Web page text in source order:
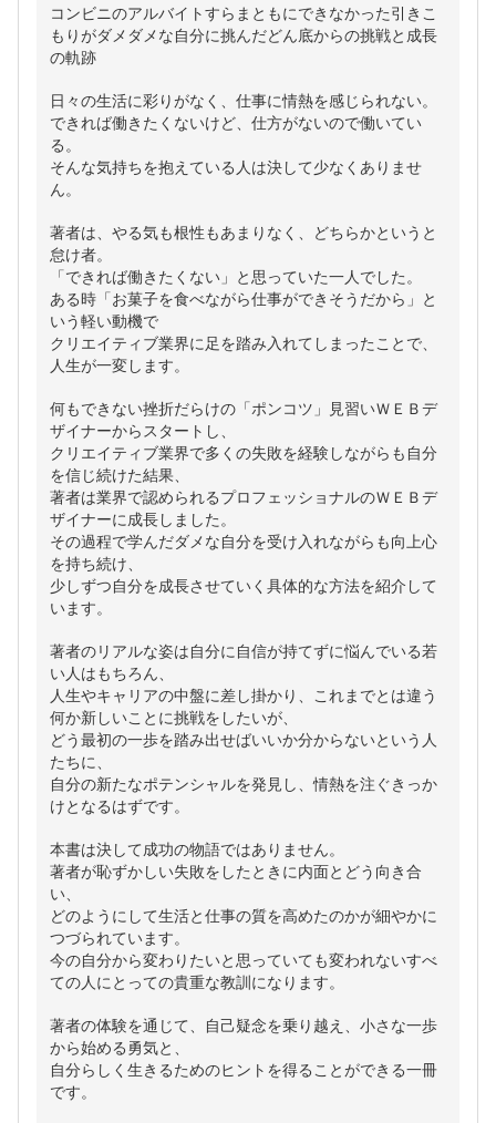
コンビニのアルバイトすらまともにできなかった引きこ
もりがダメダメな自分に挑んだどん底からの挑戦と成長
の軌跡
日々の生活に彩りがなく、仕事に情熱を感じられない。
できれば働きたくないけど、仕方がないので働いてい
る。
そんな気持ちを抱えている人は決して少なくありませ
ん。
著者は、やる気も根性もあまりなく、どちらかというと
怠け者。
「できれば働きたくない」と思っていた一人でした。
ある時「お菓子を食べながら仕事ができそうだから」と
いう軽い動機で
クリエイティブ業界に足を踏み入れてしまったことで、
人生が一変します。
何もできない挫折だらけの「ポンコツ」見習いＷＥＢデ
ザイナーからスタートし、
クリエイティブ業界で多くの失敗を経験しながらも自分
を信じ続けた結果、
著者は業界で認められるプロフェッショナルのＷＥＢデ
ザイナーに成長しました。
その過程で学んだダメな自分を受け入れながらも向上心
を持ち続け、
少しずつ自分を成長させていく具体的な方法を紹介して
います。
著者のリアルな姿は自分に自信が持てずに悩んでいる若
い人はもちろん、
人生やキャリアの中盤に差し掛かり、これまでとは違う
何か新しいことに挑戦をしたいが、
どう最初の一歩を踏み出せばいいか分からないという人
たちに、
自分の新たなポテンシャルを発見し、情熱を注ぐきっか
けとなるはずです。
本書は決して成功の物語ではありません。
著者が恥ずかしい失敗をしたときに内面とどう向き合
い、
どのようにして生活と仕事の質を高めたのかが細やかに
つづられています。
今の自分から変わりたいと思っていても変われないすべ
ての人にとっての貴重な教訓になります。
著者の体験を通じて、自己疑念を乗り越え、小さな一歩
から始める勇気と、
自分らしく生きるためのヒントを得ることができる一冊
です。